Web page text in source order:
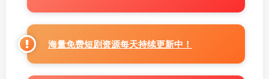
海量免费短剧资源每天持续更新中！